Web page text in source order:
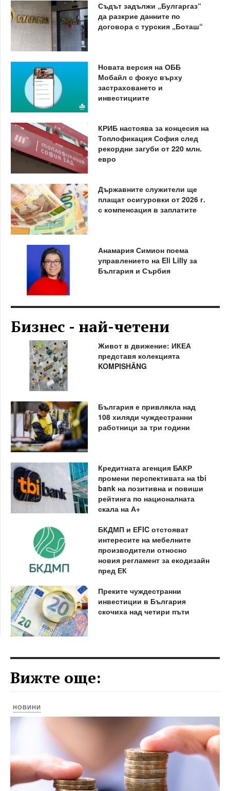
Съдът задължи „Булгаргаз“
да разкрие данните по
договора с турския „Боташ“
Новата версия на ОББ
Мобайл с фокус върху
застраховането и
инвестициите
КРИБ настоява за концесия на
Топлофикация София след
рекордни загуби от 220 млн.
евро
Държавните служители ще
плащат осигуровки от 2026 г.
с компенсация в заплатите
Анамария Симион поема
управлението на Eli Lilly за
България и Сърбия
Бизнес - най-четени
Живот в движение: ИКЕА
представя колекцията
KOMPISHÄNG
България е привлякла над
108 хиляди чуждестранни
работници за три години
Кредитната агенция БАКР
промени перспективата на tbi
bank на позитивна и повиши
рейтинга по националната
скала на А+
БКДМП и ЕFIC отстояват
интересите на мебелните
производители относно
новия регламент за екодизайн
пред ЕК
Преките чуждестранни
инвестиции в България
скочиха над четири пъти
Вижте още:
НОВИНИ